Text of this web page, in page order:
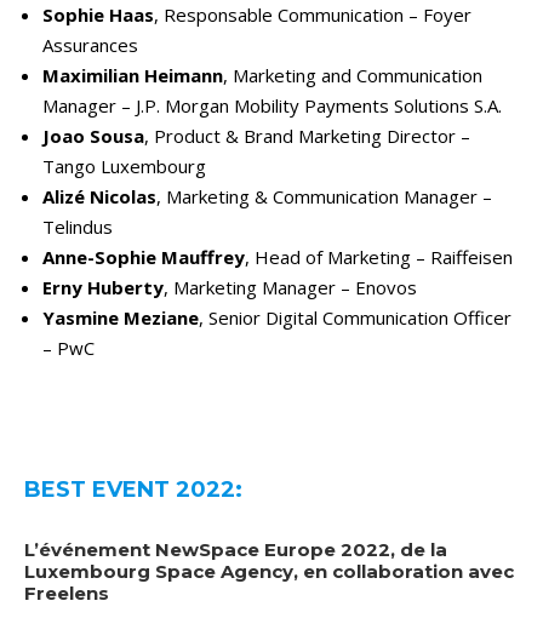
Sophie Haas, Responsable Communication – Foyer
Assurances
Maximilian Heimann, Marketing and Communication
Manager – J.P. Morgan Mobility Payments Solutions S.A.
Joao Sousa, Product & Brand Marketing Director –
Tango Luxembourg
Alizé Nicolas, Marketing & Communication Manager –
Telindus
Anne-Sophie Mauffrey, Head of Marketing – Raiffeisen
Erny Huberty, Marketing Manager – Enovos
Yasmine Meziane, Senior Digital Communication Officer
– PwC
BEST EVENT 2022:
L’événement NewSpace Europe 2022, de la
Luxembourg Space Agency, en collaboration avec
Freelens